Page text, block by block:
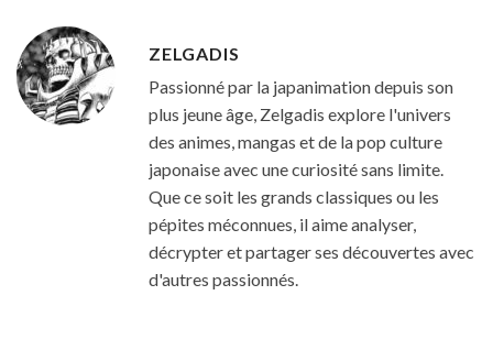
ZELGADIS
Passionné par la japanimation depuis son
plus jeune âge, Zelgadis explore l'univers
des animes, mangas et de la pop culture
japonaise avec une curiosité sans limite.
Que ce soit les grands classiques ou les
pépites méconnues, il aime analyser,
décrypter et partager ses découvertes avec
d'autres passionnés.